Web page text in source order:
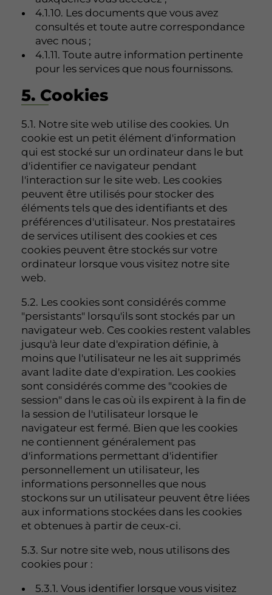
4.1.10. Les documents que vous avez
consultés et toute autre correspondance
avec nous ;
4.1.11. Toute autre information pertinente
pour les services que nous fournissons.
5. Cookies
5.1. Notre site web utilise des cookies. Un
cookie est un petit élément d'information
qui est stocké sur un ordinateur dans le but
d'identifier ce navigateur pendant
l'interaction sur le site web. Les cookies
peuvent être utilisés pour stocker des
éléments tels que des identifiants et des
préférences d'utilisateur. Nos prestataires
de services utilisent des cookies et ces
cookies peuvent être stockés sur votre
ordinateur lorsque vous visitez notre site
web.
5.2. Les cookies sont considérés comme
"persistants" lorsqu'ils sont stockés par un
navigateur web. Ces cookies restent valables
jusqu'à leur date d'expiration définie, à
moins que l'utilisateur ne les ait supprimés
avant ladite date d'expiration. Les cookies
sont considérés comme des "cookies de
session" dans le cas où ils expirent à la fin de
la session de l'utilisateur lorsque le
navigateur est fermé. Bien que les cookies
ne contiennent généralement pas
d'informations permettant d'identifier
personnellement un utilisateur, les
informations personnelles que nous
stockons sur un utilisateur peuvent être liées
aux informations stockées dans les cookies
et obtenues à partir de ceux-ci.
5.3. Sur notre site web, nous utilisons des
cookies pour :
5.3.1. Vous identifier lorsque vous visitez